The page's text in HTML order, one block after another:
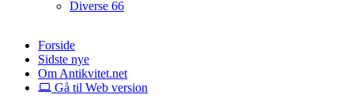
Diverse 66
Forside
Sidste nye
Om Antikvitet.net
Gå til Web version